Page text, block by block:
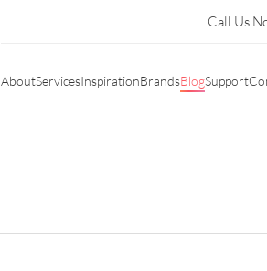
Call Us
AboutServicesInspirationBrandsBlogSupport